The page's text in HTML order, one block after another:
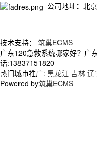
公司地址：北
技术支持： 筑巢ECMS
广东120急救系统哪家好？广
话:13837151820
热门城市推广: 黑龙江 吉林 辽
Powered by筑巢ECMS